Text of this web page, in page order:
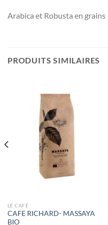
Arabica et Robusta en grains
PRODUITS SIMILAIRES
LE CAFÉ
CAFE RICHARD- MASSAYA
BIO